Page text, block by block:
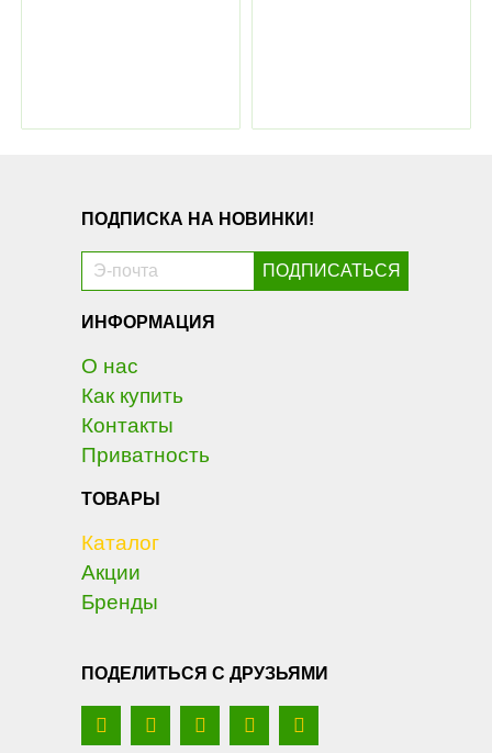
ПОДПИСКА НА НОВИНКИ!
ИНФОРМАЦИЯ
О нас
Как купить
Контакты
Приватность
ТОВАРЫ
Каталог
Акции
Бренды
ПОДЕЛИТЬСЯ С ДРУЗЬЯМИ